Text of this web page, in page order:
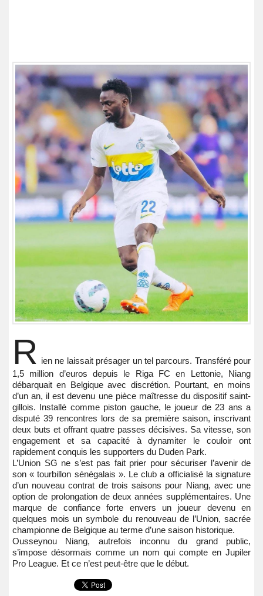
R ien ne laissait présager un tel parcours. Transféré pour
1,5 million d’euros depuis le Riga FC en Lettonie, Niang
débarquait en Belgique avec discrétion. Pourtant, en moins
d’un an, il est devenu une pièce maîtresse du dispositif saint-
gillois. Installé comme piston gauche, le joueur de 23 ans a
disputé 39 rencontres lors de sa première saison, inscrivant
deux buts et offrant quatre passes décisives. Sa vitesse, son
engagement et sa capacité à dynamiter le couloir ont
rapidement conquis les supporters du Duden Park.
L’Union SG ne s’est pas fait prier pour sécuriser l’avenir de
son « tourbillon sénégalais ». Le club a officialisé la signature
d’un nouveau contrat de trois saisons pour Niang, avec une
option de prolongation de deux années supplémentaires. Une
marque de confiance forte envers un joueur devenu en
quelques mois un symbole du renouveau de l’Union, sacrée
championne de Belgique au terme d’une saison historique.
Ousseynou Niang, autrefois inconnu du grand public,
s’impose désormais comme un nom qui compte en Jupiler
Pro League. Et ce n’est peut-être que le début.